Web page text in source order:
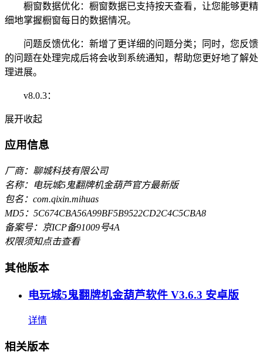
橱窗数据优化：橱窗数据已支持按天查看，让您能够更精
细地掌握橱窗每日的数据情况。
问题反馈优化：新增了更详细的问题分类；同时，您反馈
的问题在处理完成后将会收到系统通知，帮助您更好地了解处
理进展。
v8.0.3：
展开收起
应用信息
厂商：聊城科技有限公司
名称：电玩城5鬼翻牌机金葫芦官方最新版
包名：com.qixin.mihuas
MD5：5C674CBA56A99BF5B9522CD2C4C5CBA8
备案号：京ICP备91009号4A
权限须知点击查看
其他版本
电玩城5鬼翻牌机金葫芦软件 V3.6.3 安卓版
详情
相关版本